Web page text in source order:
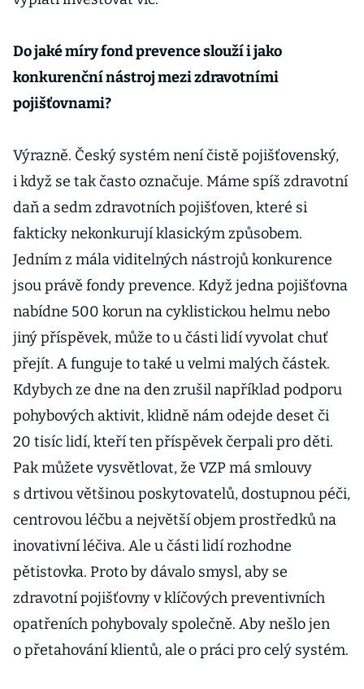
Do jaké míry fond prevence slouží i jako
konkurenční nástroj mezi zdravotními
pojišťovnami?
Výrazně. Český systém není čistě pojišťovenský,
i když se tak často označuje. Máme spíš zdravotní
daň a sedm zdravotních pojišťoven, které si
fakticky nekonkurují klasickým způsobem.
Jedním z mála viditelných nástrojů konkurence
jsou právě fondy prevence. Když jedna pojišťovna
nabídne 500 korun na cyklistickou helmu nebo
jiný příspěvek, může to u části lidí vyvolat chuť
přejít. A funguje to také u velmi malých částek.
Kdybych ze dne na den zrušil například podporu
pohybových aktivit, klidně nám odejde deset či
20 tisíc lidí, kteří ten příspěvek čerpali pro děti.
Pak můžete vysvětlovat, že VZP má smlouvy
s drtivou většinou poskytovatelů, dostupnou péči,
centrovou léčbu a největší objem prostředků na
inovativní léčiva. Ale u části lidí rozhodne
pětistovka. Proto by dávalo smysl, aby se
zdravotní pojišťovny v klíčových preventivních
opatřeních pohybovaly společně. Aby nešlo jen
o přetahování klientů, ale o práci pro celý systém.